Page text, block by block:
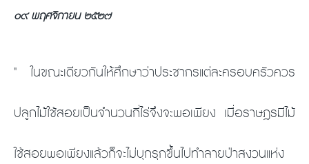
๐๙ พฤศจิกายน ๒๕๒๗
" ในขณะเดียวกันให้ศึกษาว่าประชากรแต่ละครอบครัวควร
ปลูกไม้ใช้สอยเป็นจำนวนกี่ไร่จึงจะพอเพียง เมื่อราษฎรมีไม้
ใช้สอยพอเพียงแล้วก็จะไม่บุกรุกขึ้นไปทำลายป่าสงวนแห่ง